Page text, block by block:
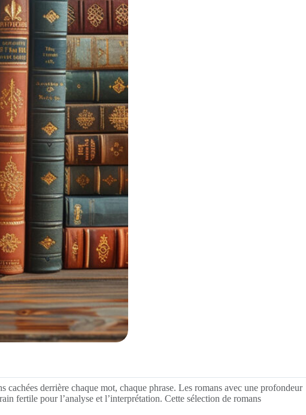
derrière chaque mot, chaque phrase. Les romans avec une profondeur
fertile pour l’analyse et l’interprétation. Cette sélection de romans